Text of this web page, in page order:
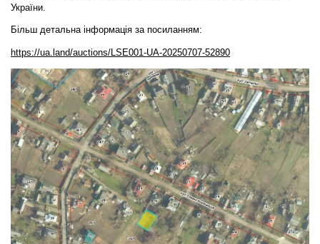
України.
Більш детальна інформація за посиланням:
https://ua.land/auctions/LSE001-UA-20250707-52890